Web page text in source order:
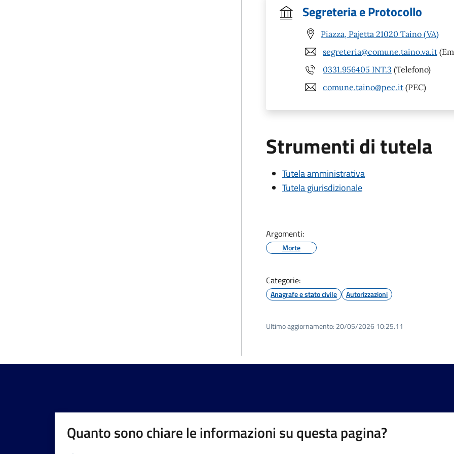
Segreteria e Protocollo
Piazza, Pajetta 21020 Taino (VA)
segreteria@comune.taino.va.it
0331.956405 INT.3 (Telefono)
comune.taino@pec.it (PEC)
Strumenti di tutela
Tutela amministrativa
Tutela giurisdizionale
Argomenti:
Morte
Categorie:
Anagrafe e stato civile Autorizzazioni
Ultimo aggiornamento: 20/05/2026 10:25.11
Quanto sono chiare le informazioni su questa pagina?